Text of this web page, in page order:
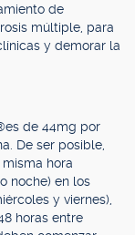
de
múltiple, para
y demorar la
de 44mg por
De ser posible,
hora
noche) en los
y viernes),
horas entre